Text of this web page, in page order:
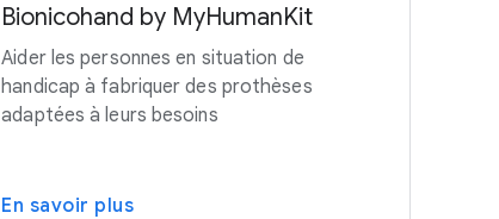
Bionicohand by MyHumanKit
Aider les personnes en situation de
handicap à fabriquer des prothèses
adaptées à leurs besoins
En savoir plus